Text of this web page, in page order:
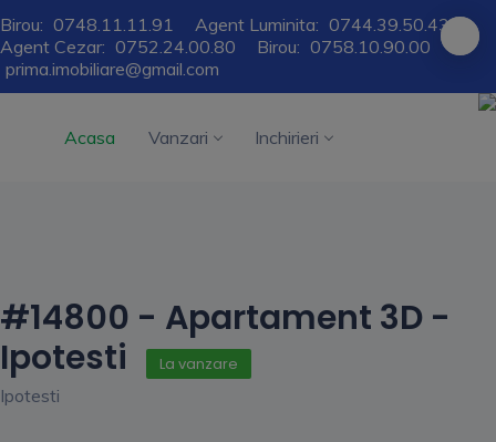
Birou: 0748.11.11.91 Agent Luminita: 0744.39.50.43
Agent Cezar: 0752.24.00.80 Birou: 0758.10.90.00
prima.imobiliare@gmail.com
Acasa Vanzari Inchirieri
#14800 - Apartament 3D -
Ipotesti
La vanzare
Ipotesti